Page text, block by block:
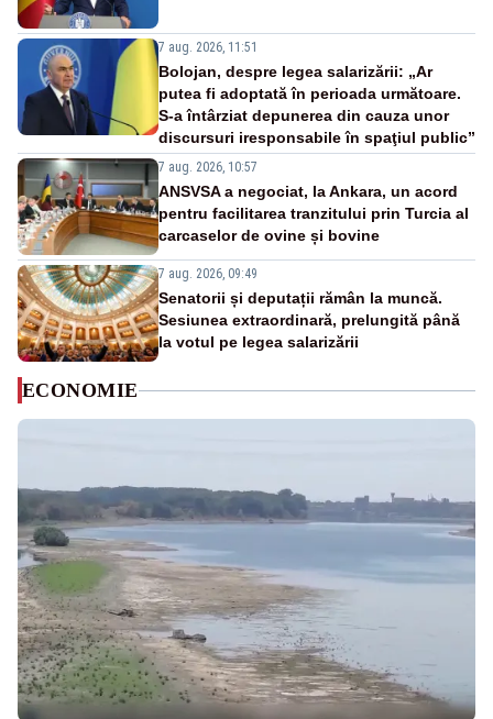
7 aug. 2026, 11:51
Bolojan, despre legea salarizării: „Ar
putea fi adoptată în perioada următoare.
S-a întârziat depunerea din cauza unor
discursuri iresponsabile în spaţiul public”
7 aug. 2026, 10:57
ANSVSA a negociat, la Ankara, un acord
pentru facilitarea tranzitului prin Turcia al
carcaselor de ovine și bovine
7 aug. 2026, 09:49
Senatorii și deputații rămân la muncă.
Sesiunea extraordinară, prelungită până
la votul pe legea salarizării
ECONOMIE